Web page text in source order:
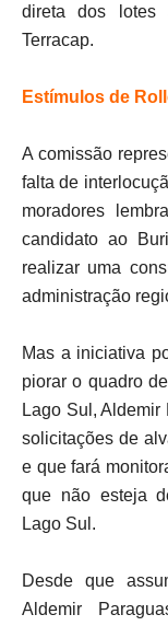
direta dos lotes
Terracap.
Estímulos de
A comissão
falta de
moradores
candidato ao
realizar uma
administração
Mas a iniciativa
piorar o quadro
Lago Sul,
solicitações de
e que fará
que não esteja
Lago Sul.
Desde que
Aldemir